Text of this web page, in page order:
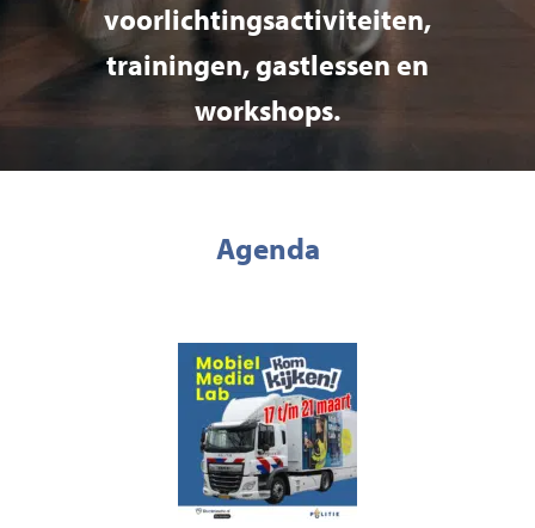
voorlichtingsactiviteiten,
trainingen, gastlessen en
workshops.
Agenda